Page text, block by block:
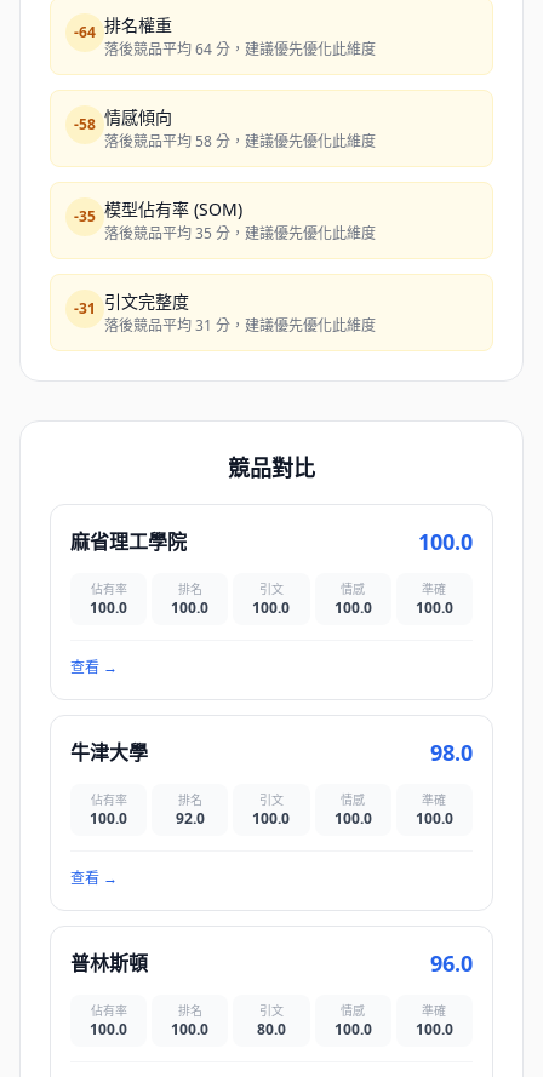
-64 排名權重
落後競品平均 64 分，建議優先優化此維度
-58 情感傾向
落後競品平均 58 分，建議優先優化此維度
-35 模型佔有率 (SOM)
落後競品平均 35 分，建議優先優化此維度
-31 引文完整度
落後競品平均 31 分，建議優先優化此維度
競品對比
麻省理工學院 100.0
佔有率
100.0
排名
100.0
引文
100.0
情感
100.0
準確
100.0
查看 →
牛津大學 98.0
佔有率
100.0
排名
92.0
引文
100.0
情感
100.0
準確
100.0
查看 →
普林斯頓 96.0
佔有率
100.0
排名
100.0
引文
80.0
情感
100.0
準確
100.0